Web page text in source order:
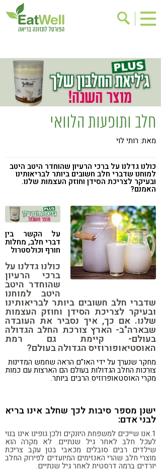
בישול בריא
אינדקס עסקים
ריפוי ומניעת מחלות
בריאות האישה
תוספי תזונה
מתכוני בריאות
אירועים
שינוי תזונתי
גישות בתזונה
ניקוי רעלים
מזונות על
ילדים
תזונה וספורט
רגישות לגלוטן
טעים להכיר
קורונה
טבעונות
חלב ותופעות הלוואי
מאת: רותי לוי
כולנו גדלנו על ברכי הרעיון שהוחדר היטב היטב
למוחנו שדברי חלב חשובים ביותר לבריאותינו
ובעיקר לצריכת הסידן וחוזק העצמות שלנו.
האמנם?
על הקשר בין
דברי חלב, מחלות
חורף וכולסטרול
כולנו גדלנו על
ברכי הרעיון
שהוחדר היטב
היטב למוחנו
שדברי חלב חשובים ביותר לבריאותינו
ובעיקר לצריכת הסידן וחוזק העצמות
שלנו. אם כך, איך נסביר את העובדה
שבארה"ב- הארץ צורכת החלב הגדולה
בעולם- קיימת גם רמת
האוסטיאופורוזיס הגדולה בעולם?
מחקר שנערך על ידי האו"ם הראה שחמש המדינות
צורכות החלב הגדולות בעולם הם הארצות עם כמות
מקרי האוסטאופרוזיס הרבים ביותר.
ישנן מספר סיבות לכך שחלב אינו בריא
לבני אדם:
1.אנו שייכים למשפחת היונקים ולכן גופינו אינו בנוי
לעכל חלב לאחר גיל שנתיים. לא מקרה הוא
שילדים רבים סובלים מכאבי בטן עקב צריכת
מוצרי חלב שהרי האנזימים המיועדים לפירוק החלב
יורדים ברמה דרסטית לאחר גיל שנתיים.